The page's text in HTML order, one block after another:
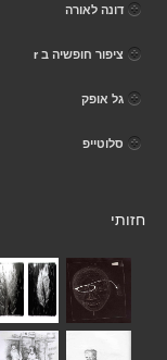
דונה לאורה
ציפור חופשיה ב r
גל אופק
סלוטייפ
חזותי